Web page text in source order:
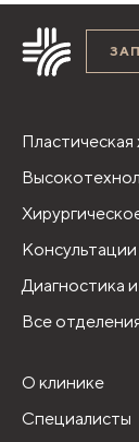
Пластическая
Консультации
Диагностика
Все
О клинике
Специалисты